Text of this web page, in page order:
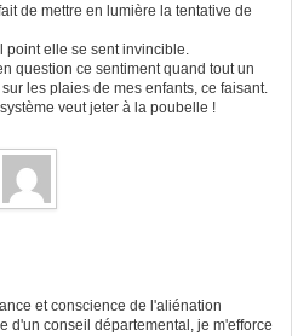
de mettre en lumière la tentative de
elle se sent invincible.
question ce sentiment quand tout un
les plaies de mes enfants, ce faisant.
veut jeter à la poubelle !
et conscience de l'aliénation
d'un conseil départemental, je m'efforce